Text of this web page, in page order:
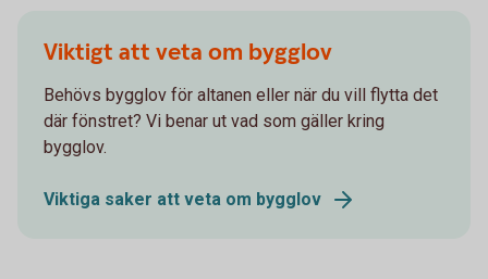
Viktigt att veta om bygglov
Behövs bygglov för altanen eller när du vill flytta det
där fönstret? Vi benar ut vad som gäller kring
bygglov.
Viktiga saker att veta om bygglov